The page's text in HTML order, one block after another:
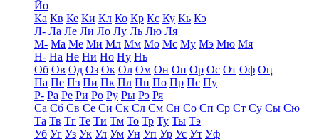
Йо
Ка Кв Ке Ки Кл Ко Кр Кс Ку Кь Кэ
Л- Ла Ле Ли Ло Лу Ль Лю Ля
М- Ма Ме Ми Мл Мм Мо Мс Му Мэ Мю Мя
Н- На Не Ни Но Ну Нь
Об Ов Од Оз Ок Ол Ом Он Оп Ор Ос От Оф Оц
Па Пе Пз Пи Пк Пл Пн По Пр Пс Пу
Р- Ра Ре Ри Ро Ру Ры Рэ Ря
Са Сб Св Се Си Ск Сл См Сн Со Сп Ср Ст Су Сы Сю
Та Тв Тг Те Ти Тм То Тр Ту Ты Тэ
Уб Уг Уз Ук Ул Ум Ун Уп Ур Ус Ут Уф